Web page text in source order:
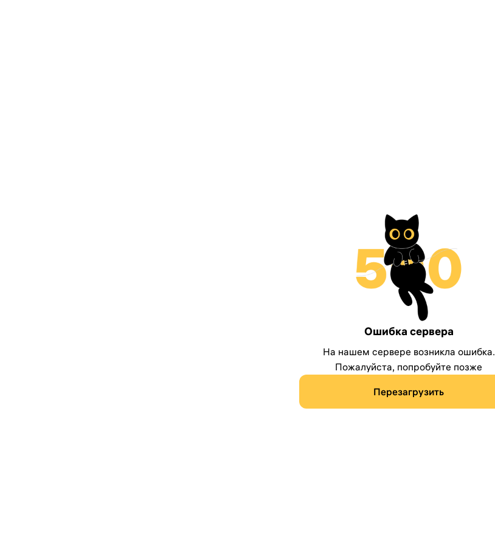
Ошибка сервера
На нашем сервере возникла ошибка.
Пожалуйста, попробуйте позже
Перезагрузить